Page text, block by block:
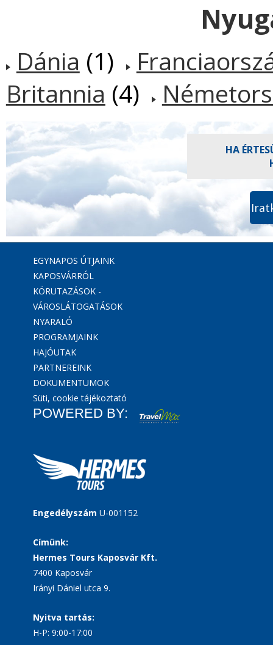
Dánia (1)
Britannia (4)
HA
EGYNAPOS ÚTJAINK
KAPOSVÁRRÓL
KÖRUTAZÁSOK -
VÁROSLÁTOGATÁSOK
NYARALÓ
PROGRAMJAINK
HAJÓUTAK
PARTNEREINK
DOKUMENTUMOK
Süti, cookie tájékoztató
POWERED BY:
Engedélyszám U-001152
Címünk:
Hermes Tours Kaposvár Kft.
7400 Kaposvár
Irányi Dániel utca 9.
Nyitva tartás:
H-P: 9:00-17:00